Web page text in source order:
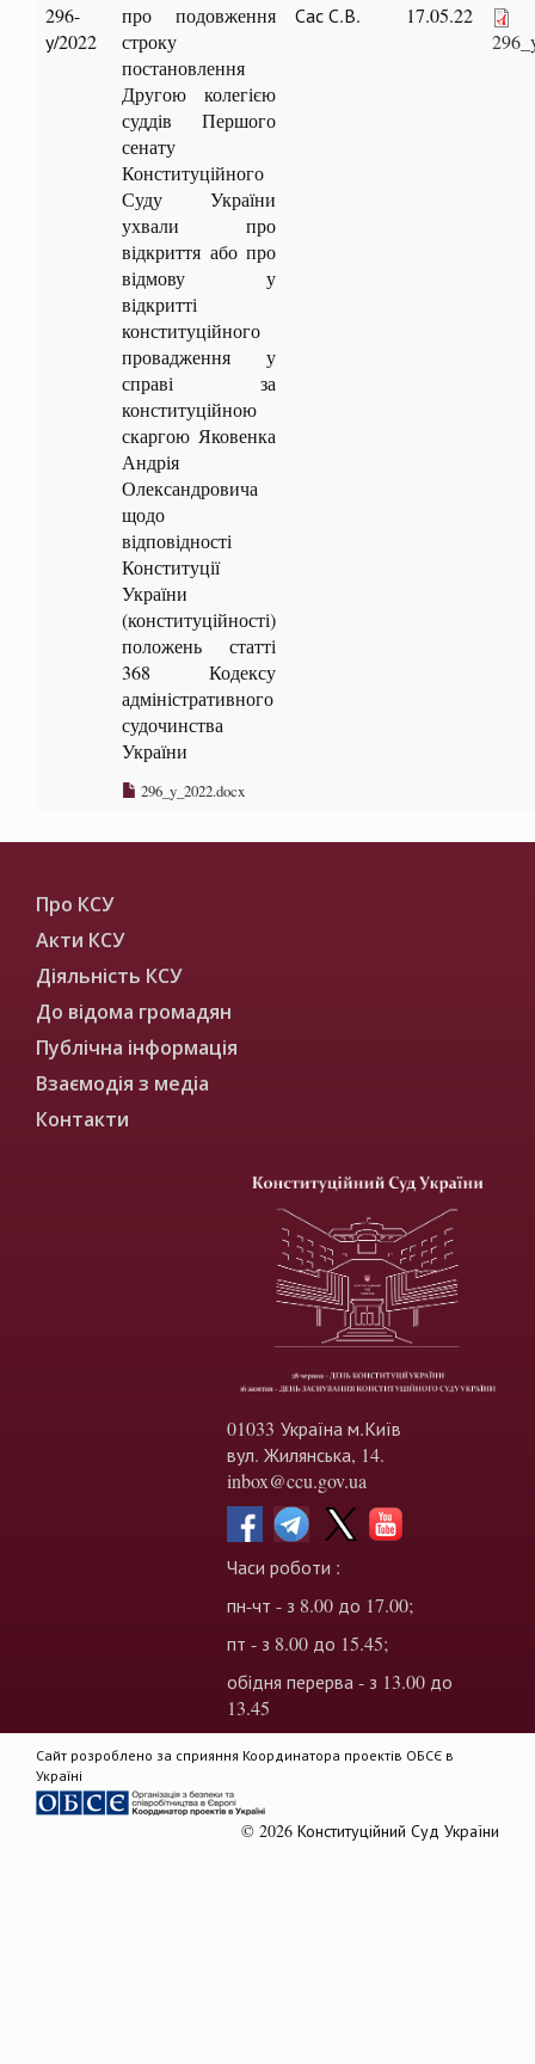
296-
у/2022
про подовження
строку
постановлення
Другою колегією
суддів Першого
сенату
Конституційного
Суду України
ухвали про
відкриття або про
відмову у
відкритті
конституційного
провадження у
справі за
конституційною
скаргою Яковенка
Андрія
Олександровича
щодо
відповідності
Конституції
України
(конституційності)
положень статті
368 Кодексу
адміністративного
судочинства
України
296_y_2022.docx
Сас С.В.
17.05.22
Про КСУ
Акти КСУ
Діяльність КСУ
До відома громадян
Публічна інформація
Взаємодія з медіа
Контакти
01033 Україна м.Київ
вул. Жилянська, 14.
inbox@ccu.gov.ua
Часи роботи :
пн-чт - з 8.00 до 17.00;
пт - з 8.00 до 15.45;
обідня перерва - з 13.00 до
13.45
Сайт розроблено за сприяння Координатора проектів ОБСЄ в
Україні
© 2026 Конституційний Суд України